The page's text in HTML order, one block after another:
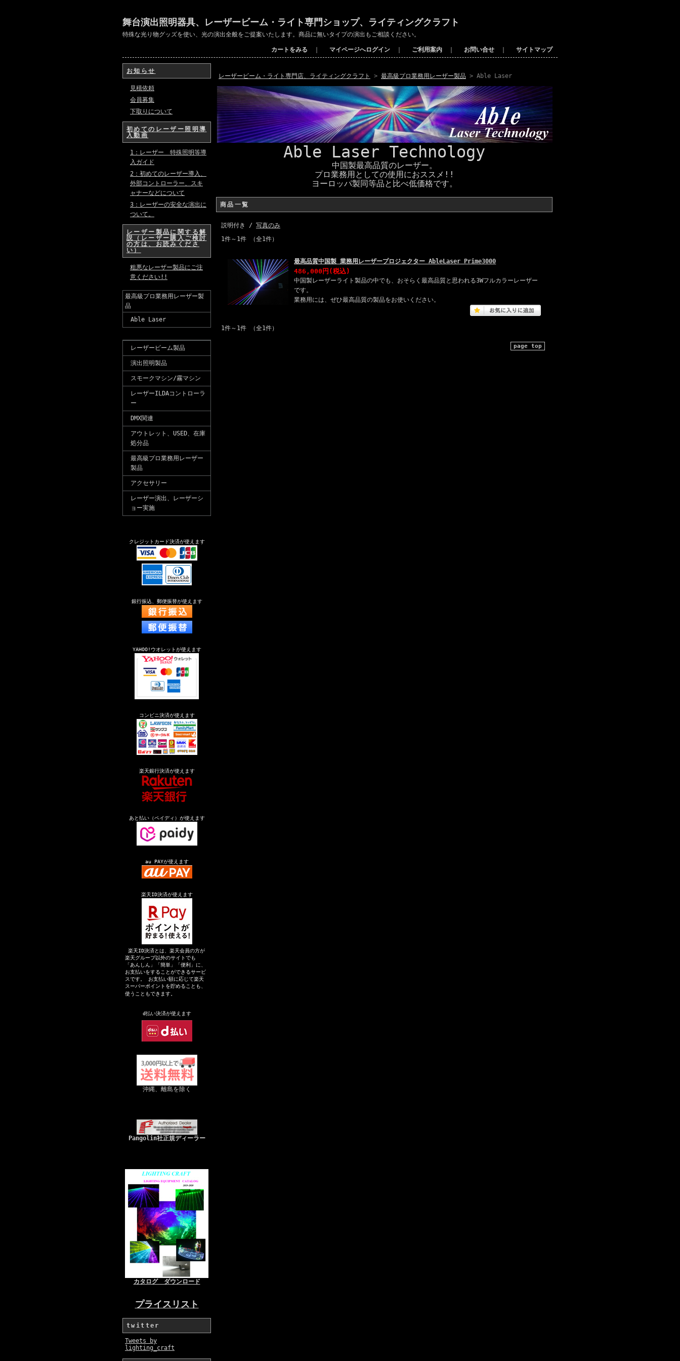
舞台演出照明器具、レーザービーム・ライト専門ショップ、ライティングクラフト
特殊な光り物グッズを使い、光の演出全般をご提案いたします。商品に無いタイプの演出もご相談ください。
カートをみる マイページへログイン ご利用案内 お問い合せ サイトマップ
お知らせ
見積依頼
会員募集
下取りについて
初めてのレーザー照明導
入動画
1：レーザー 特殊照明等導
入ガイド
2：初めてのレーザー導入、
外部コントローラー、スキ
ャナーなどについて
3：レーザーの安全な演出に
ついて。
レーザー製品に関する解
説（レーザー購入ご検討
の方は、お読みくださ
い）
粗悪なレーザー製品にご注
意ください!!
最高級プロ業務用レーザー製
品
Able Laser
レーザービーム製品
演出照明製品
スモークマシン/霧マシン
レーザーILDAコントローラ
ー
DMX関連
アウトレット、USED、在庫
処分品
最高級プロ業務用レーザー
製品
アクセサリー
レーザー演出、レーザーシ
ョー実施
クレジットカード決済が使えます
銀行振込、郵便振替が使えます
YAHOO!ウオレットが使えます
コンビニ決済が使えます
楽天銀行決済が使えます
あと払い（ペイディ）が使えます
au PAYが使えます
楽天ID決済が使えます
楽天ID決済とは、楽天会員の方が
楽天グループ以外のサイトでも
「あんしん」「簡単」「便利」に、
お支払いをすることができるサービ
スです。 お支払い額に応じて楽天
スーパーポイントを貯めることも、
使うこともできます。
d払い決済が使えます
沖縄、離島を除く
Pangolin社正規ディーラー
カタログ ダウンロード
プライスリスト
twitter
Tweets by
lighting_craft
レーザービーム・ライト専門店、ライティングクラフト > 最高級プロ業務用レーザー製品 > Able Laser
Able Laser Technology
中国製最高品質のレーザー。
プロ業務用としての使用におススメ!!
ヨーロッパ製同等品と比べ低価格です。
商品一覧
説明付き / 写真のみ
1件～1件 （全1件）
最高品質中国製 業務用レーザープロジェクター AbleLaser Prime3000
486,000円 (税込)
中国製レーザーライト製品の中でも、おそらく最高品質と思われる3Wフルカラーレーザー
です。
業務用には、ぜひ最高品質の製品をお使いください。
1件～1件 （全1件）
page top